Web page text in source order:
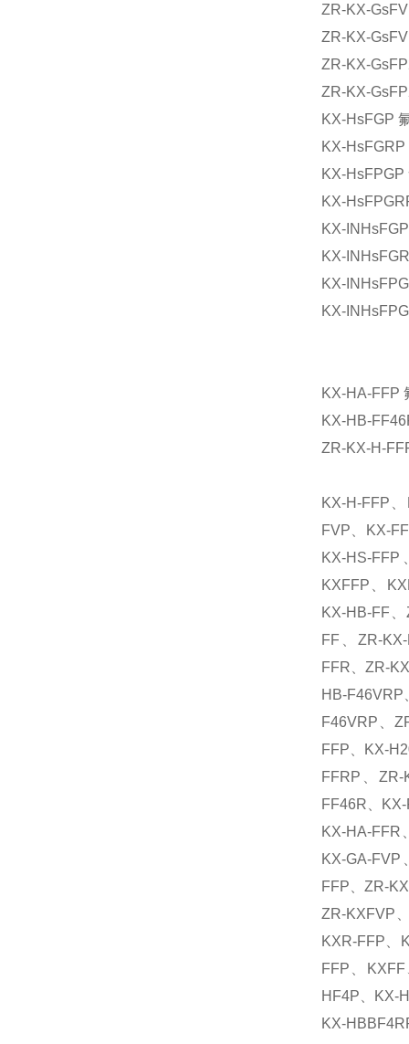
ZR-KX-
ZR-KX-
ZR-KX-
ZR-KX-
KX-HsFGP
KX-
KX-
KX-
KX-
KX-
KX-
KX-
KX-HA-FFP
KX-HB-
ZR-KX-H-
KX-H-FFP
FVP、KX-
KX-HS-
KXFFP、
KX-HB-FF
FF、ZR-
FFR、ZR-
HB-
F46VRP、
FFP、KX-
FFRP、
FF46R、
KX-HA-FFR
KX-GA-
FFP、ZR-
ZR-KXFVP
KXR-FFP、
FFP、
HF4P、KX-
KX-